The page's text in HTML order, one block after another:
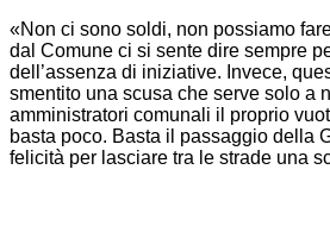
«Non ci sono soldi, non possiamo
dal Comune ci si sente dire sempre
dell’assenza di iniziative. Invece,
smentito una scusa che serve solo a
amministratori comunali il proprio
basta poco. Basta il passaggio della
felicità per lasciare tra le strade una